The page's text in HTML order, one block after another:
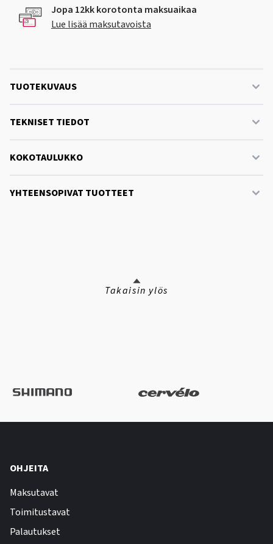
Jopa 12kk korotonta maksuaikaa
Lue lisää maksutavoista
TUOTEKUVAUS
TEKNISET TIEDOT
KOKOTAULUKKO
YHTEENSOPIVAT TUOTTEET
Takaisin ylös
OHJEITA
Maksutavat
Toimitustavat
Palautukset